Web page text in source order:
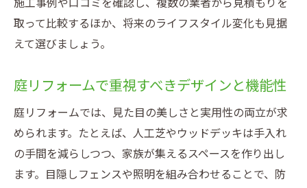
施工事例や口コミを確認し、複数の業者から見積もりを
取って比較するほか、将来のライフスタイル変化も見据
えて選びましょう。
庭リフォームで重視すべきデザインと機能性
庭リフォームでは、見た目の美しさと実用性の両立が求
められます。たとえば、人工芝やウッドデッキは手入れ
の手間を減らしつつ、家族が集えるスペースを作り出し
ます。目隠しフェンスや照明を組み合わせることで、防